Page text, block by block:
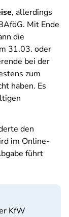
, allerdings
Mit Ende
die
31.03. oder
bei der
zum
haben. Es
den
im Online-
führt
KfW